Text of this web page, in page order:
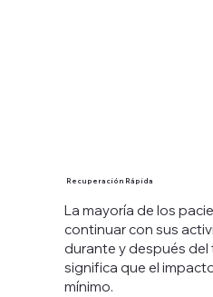
Recuperación Rápida
La mayoría de los
continuar con sus
durante y después
significa que el
mínimo.